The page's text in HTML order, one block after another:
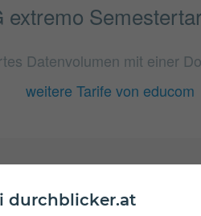
durchblicker.at
extremo
Datenvolumen mit einer
weitere Tarife von educom